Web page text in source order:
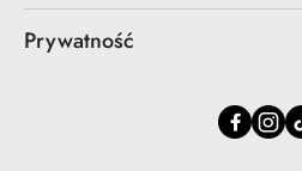
Prywatność